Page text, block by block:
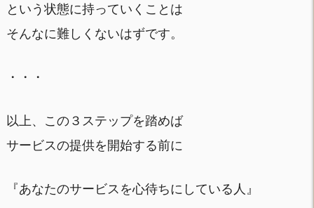
という状態に持っていくことは
そんなに難しくないはずです。
・・・
以上、この３ステップを踏めば
サービスの提供を開始する前に
『あなたのサービスを心待ちにしている人』